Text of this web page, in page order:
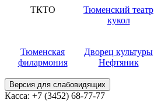
ТКТО
Тюменский театр
кукол
Тюменская
филармония
Дворец культуры
Нефтяник
Версия для слабовидящих
Касса: +7 (3452) 68-77-77